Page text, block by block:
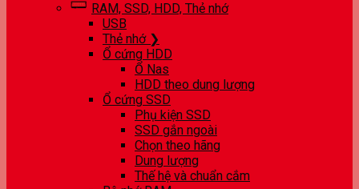
RAM, SSD, HDD, Thẻ nhớ
USB
Thẻ nhớ ❯
Ổ cứng HDD
Ổ Nas
HDD theo dung lượng
Ổ cứng SSD
Phụ kiện SSD
SSD gắn ngoài
Chọn theo hãng
Dung lượng
Thế hệ và chuẩn cắm